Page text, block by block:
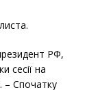
РФ,
сесії на
– Спочатку